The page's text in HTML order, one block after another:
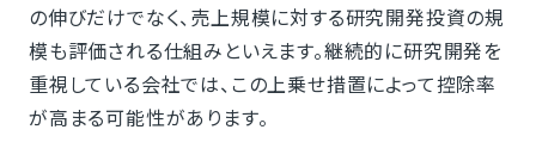
の伸びだけでなく、売上規模に対する研究開発投資の規
模も評価される仕組みといえます。継続的に研究開発を
重視している会社では、この上乗せ措置によって控除率
が高まる可能性があります。